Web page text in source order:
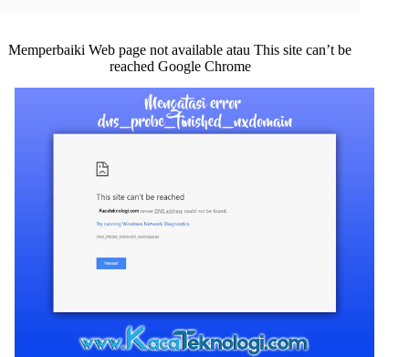
Memperbaiki Web page not available atau This site can’t be
reached Google Chrome